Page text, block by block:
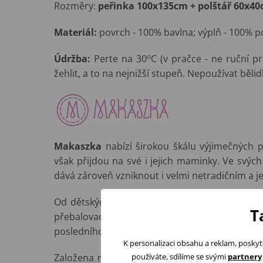
Rozměry: peřinka 100x135cm + polštář
Materiál: povrch - 100% bavlna; výplň - 100%
Údržba: Perte na 30oC (v pračce - ne ruční
žehlit, a to na nejnižší stupeň. Nepoužívat
Makaszka nabízí širokou škálu
však přijdou na své i jejich maminky. Ve
dává zároveň vzniknout i velmi netradičním a
Od dětských dek, přes kompletní vybavení
přebalovací tašky a organizéry pro
posledního detailu sladit a nakombinovat.
Založena na malosériové výrobě, kde na
K personalizaci obsahu a reklam,
používáte, sdílíme se svými partnery